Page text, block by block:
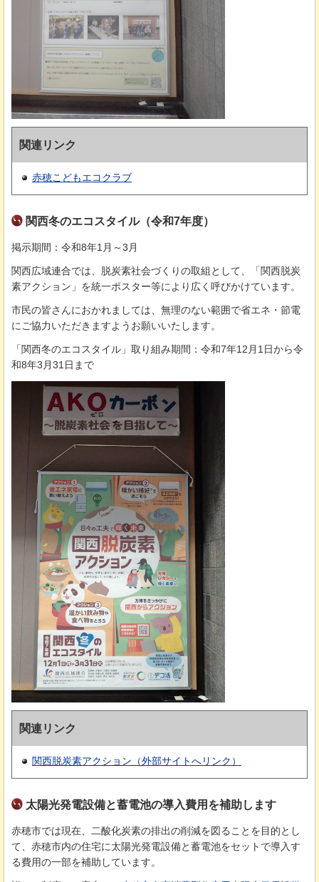
関連リンク
赤穂こどもエコクラブ
関西冬のエコスタイル（令和7年度）
掲示期間：令和8年1月～3月
関西広域連合では、脱炭素社会づくりの取組として、「関西脱炭
素アクション」を統一ポスター等により広く呼びかけています。
市民の皆さんにおかれましては、無理のない範囲で省エネ・節電
にご協力いただきますようお願いいたします。
「関西冬のエコスタイル」取り組み期間：令和7年12月1日から令
和8年3月31日まで
関連リンク
関西脱炭素アクション（外部サイトへリンク）
太陽光発電設備と蓄電池の導入費用を補助します
赤穂市では現在、二酸化炭素の排出の削減を図ることを目的とし
て、赤穂市内の住宅に太陽光発電設備と蓄電池をセットで導入す
る費用の一部を補助しています。